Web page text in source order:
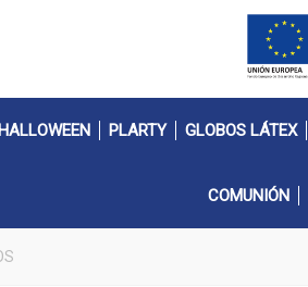
HALLOWEEN PLARTY GLOBOS LÁTEX
COMUNIÓN